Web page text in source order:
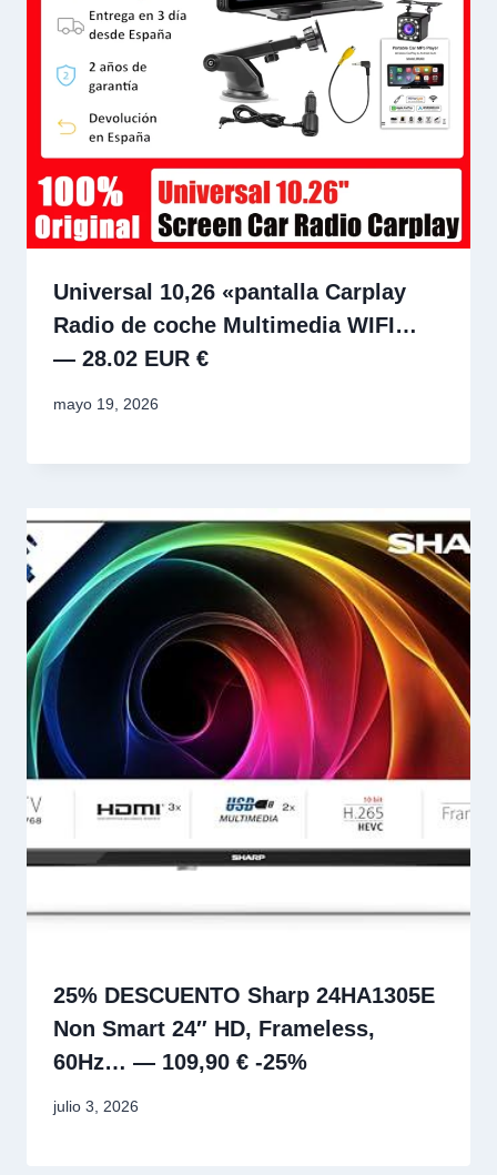
Universal 10,26 «pantalla Carplay
Radio de coche Multimedia WIFI…
— 28.02 EUR €
mayo 19, 2026
25% DESCUENTO Sharp 24HA1305E
Non Smart 24″ HD, Frameless,
60Hz… — 109,90 € -25%
julio 3, 2026